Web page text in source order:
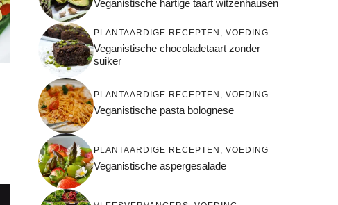
Veganistische hartige taart witzenhausen
PLANTAARDIGE RECEPTEN , VOEDING
Veganistische chocoladetaart zonder
suiker
PLANTAARDIGE RECEPTEN , VOEDING
Veganistische pasta bolognese
PLANTAARDIGE RECEPTEN , VOEDING
Veganistische aspergesalade